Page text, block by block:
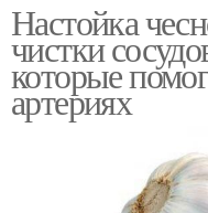
Настойка
чистки
которые
артериях